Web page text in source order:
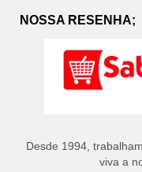
NOSSA RESENHA;
Desde 1994,
viva a